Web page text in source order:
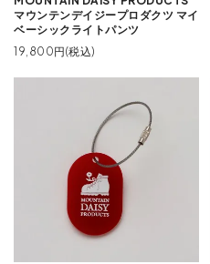
マウンテンデイジープロダクツ マイ
ベーシックライトパンツ
19,800円(税込)